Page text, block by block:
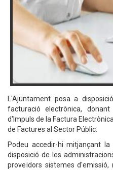
L'Ajuntament posa a
facturació electrònica,
d'Impuls de la Factura
de Factures al Sector Públic.
Podeu accedir-hi mitjançant
disposició de les
proveïdors sistemes